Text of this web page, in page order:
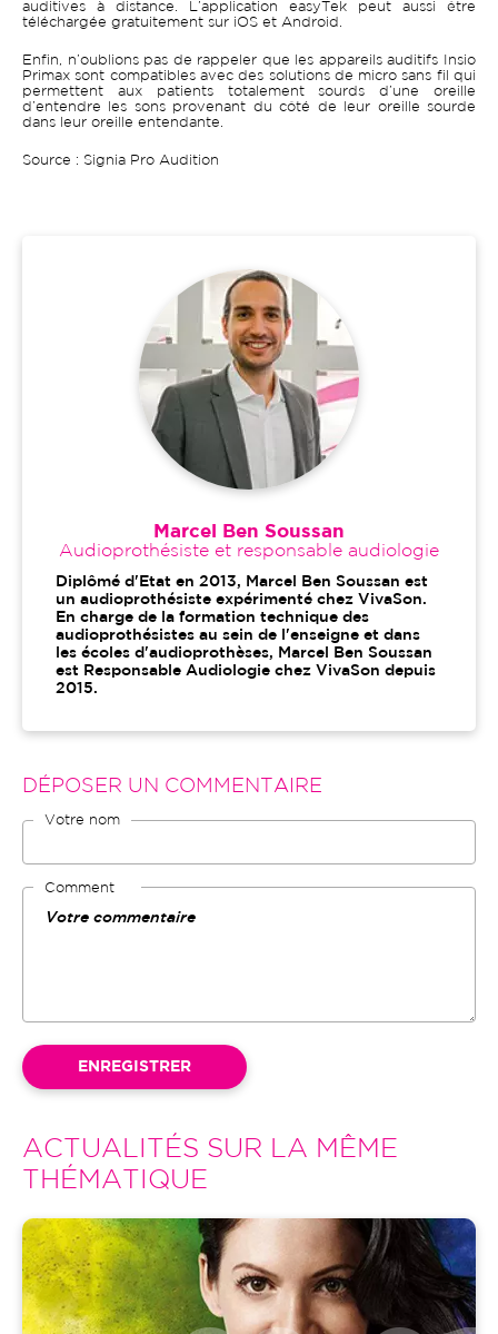
auditives à distance. L’application easyTek peut aussi être
téléchargée gratuitement sur iOS et Android.
Enfin, n’oublions pas de rappeler que les appareils auditifs Insio
Primax sont compatibles avec des solutions de micro sans fil qui
permettent aux patients totalement sourds d’une oreille
d’entendre les sons provenant du côté de leur oreille sourde
dans leur oreille entendante.
Source : Signia Pro Audition
Marcel Ben Soussan
Audioprothésiste et responsable audiologie
Diplômé d'Etat en 2013, Marcel Ben Soussan est
un audioprothésiste expérimenté chez VivaSon.
En charge de la formation technique des
audioprothésistes au sein de l'enseigne et dans
les écoles d'audioprothèses, Marcel Ben Soussan
est Responsable Audiologie chez VivaSon depuis
2015.
DÉPOSER UN COMMENTAIRE
Votre nom
Comment
ACTUALITÉS SUR LA MÊME
THÉMATIQUE
Image